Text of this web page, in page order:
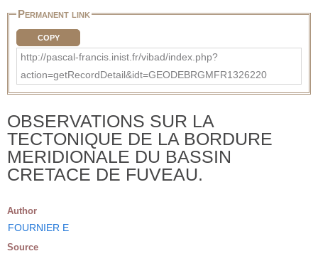
Permanent link
COPY
http://pascal-francis.inist.fr/vibad/index.php?
action=getRecordDetail&idt=GEODEBRGMFR1326220
OBSERVATIONS SUR LA
TECTONIQUE DE LA BORDURE
MERIDIONALE DU BASSIN
CRETACE DE FUVEAU.
Author
FOURNIER E
Source